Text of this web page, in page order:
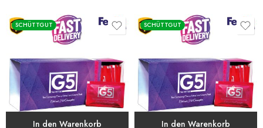
SCHÜTTGUT
In den Warenkorb
SCHÜTTGUT
In den Warenkorb